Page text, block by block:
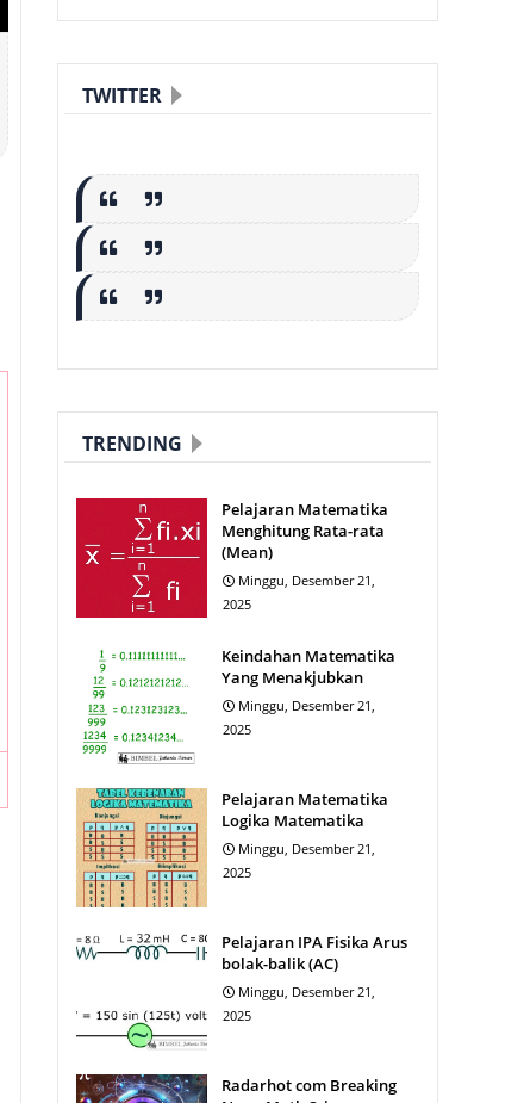
TWITTER
TRENDING
Pelajaran Matematika
Menghitung Rata-rata
(Mean)
Minggu, Desember 21,
2025
Keindahan Matematika
Yang Menakjubkan
Minggu, Desember 21,
2025
Pelajaran Matematika
Logika Matematika
Minggu, Desember 21,
2025
Pelajaran IPA Fisika Arus
bolak-balik (AC)
Minggu, Desember 21,
2025
Radarhot com Breaking